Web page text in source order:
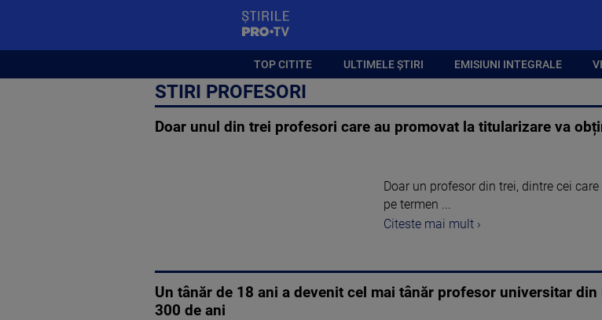
TOP CITITE ULTIMELE ȘTIRI EMISIUNI INTEGRALE
STIRI PROFESORI
Doar unul din trei profesori care au promovat la titularizare va
Doar un profesor din trei, dintre cei
pe termen ...
Citeste mai mult ›
Un tânăr de 18 ani a devenit cel mai tânăr profesor universitar
300 de ani